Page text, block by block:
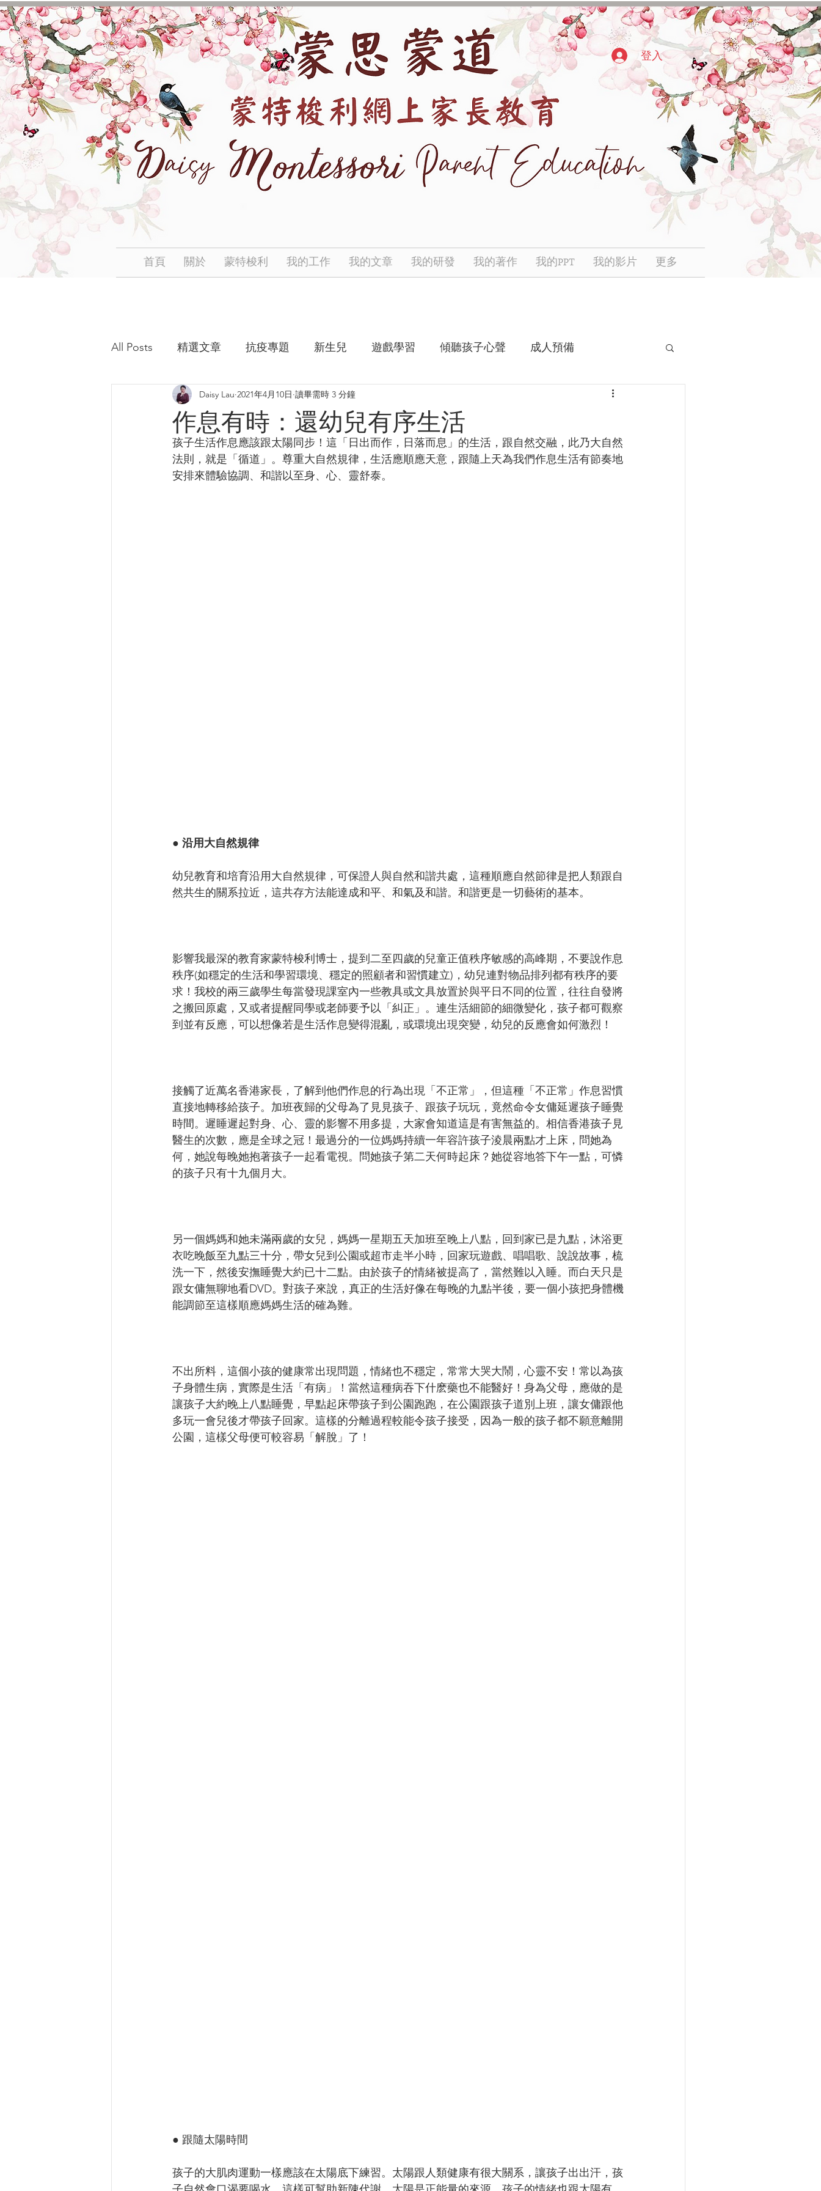
首頁 關於 蒙特梭利 我的工作 我的文章 我的研發 我的著作 我的PPT 我的影片 更多
登入
All Posts 精選文章 抗疫專題 新生兒 遊戲學習 傾聽孩子心聲 成人預備
作息有時：還幼兒有序生活
Daisy Lau 2021年4月10日 讀畢需時 3 分鐘
孩子生活作息應該跟太陽同步！這「日出而作，日落而息」的生活，跟自然交融，此乃大自然
法則，就是「循道」。尊重大自然規律，生活應順應天意，跟隨上天為我們作息生活有節奏地
安排來體驗協調、和諧以至身、心、靈舒泰。
● 沿用大自然規律
幼兒教育和培育沿用大自然規律，可保證人與自然和諧共處，這種順應自然節律是把人類跟自
然共生的關系拉近，這共存方法能達成和平、和氣及和諧。和諧更是一切藝術的基本。
影響我最深的教育家蒙特梭利博士，提到二至四歲的兒童正值秩序敏感的高峰期，不要說作息
秩序(如穩定的生活和學習環境、穩定的照顧者和習慣建立)，幼兒連對物品排列都有秩序的要
求！我校的兩三歲學生每當發現課室內一些教具或文具放置於與平日不同的位置，往往自發將
之搬回原處，又或者提醒同學或老師要予以「糾正」。連生活細節的細微變化，孩子都可觀察
到並有反應，可以想像若是生活作息變得混亂，或環境出現突變，幼兒的反應會如何激烈！
接觸了近萬名香港家長，了解到他們作息的行為出現「不正常」，但這種「不正常」作息習慣
直接地轉移給孩子。加班夜歸的父母為了見見孩子、跟孩子玩玩，竟然命令女傭延遲孩子睡覺
時間。遲睡遲起對身、心、靈的影響不用多提，大家會知道這是有害無益的。相信香港孩子見
醫生的次數，應是全球之冠！最過分的一位媽媽持續一年容許孩子淩晨兩點才上床，問她為
何，她說每晚她抱著孩子一起看電視。問她孩子第二天何時起床？她從容地答下午一點，可憐
的孩子只有十九個月大。
另一個媽媽和她未滿兩歲的女兒，媽媽一星期五天加班至晚上八點，回到家已是九點，沐浴更
衣吃晚飯至九點三十分，帶女兒到公園或超市走半小時，回家玩遊戲、唱唱歌、說說故事，梳
洗一下，然後安撫睡覺大約已十二點。由於孩子的情緒被提高了，當然難以入睡。而白天只是
跟女傭無聊地看DVD。對孩子來說，真正的生活好像在每晚的九點半後，要一個小孩把身體機
能調節至這樣順應媽媽生活的確為難。
不出所料，這個小孩的健康常出現問題，情緒也不穩定，常常大哭大鬧，心靈不安！常以為孩
子身體生病，實際是生活「有病」！當然這種病吞下什麽藥也不能醫好！身為父母，應做的是
讓孩子大約晚上八點睡覺，早點起床帶孩子到公園跑跑，在公園跟孩子道別上班，讓女傭跟他
多玩一會兒後才帶孩子回家。這樣的分離過程較能令孩子接受，因為一般的孩子都不願意離開
公園，這樣父母便可較容易「解脫」了！
● 跟隨太陽時間
孩子的大肌肉運動一樣應該在太陽底下練習。太陽跟人類健康有很大關系，讓孩子出出汗，孩